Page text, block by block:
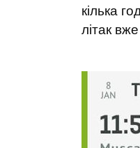
кілька
літак